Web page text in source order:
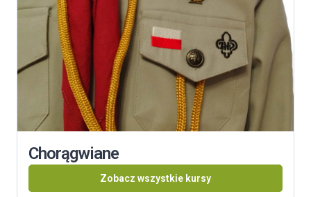
Chorągwiane
Zobacz wszystkie kursy